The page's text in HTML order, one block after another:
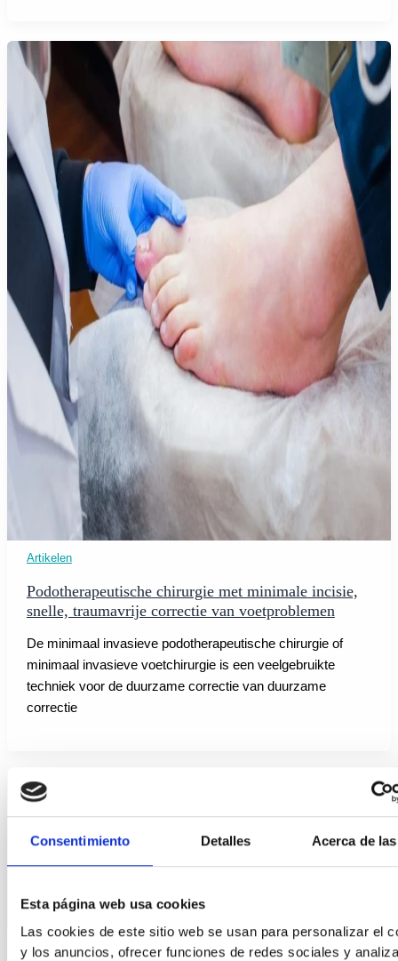
Consentimiento Detalles Acerca de
Esta página web usa cookies
Las cookies de este sitio web se usan para personalizar el
y los anuncios, ofrecer funciones de redes sociales y
Artikelen
Podotherapeutische chirurgie met minimale incisie,
snelle, traumavrije correctie van voetproblemen
De minimaal invasieve podotherapeutische chirurgie of
minimaal invasieve voetchirurgie is een veelgebruikte
techniek voor de duurzame correctie van duurzame
correctie